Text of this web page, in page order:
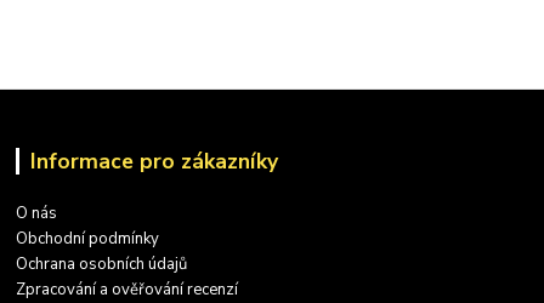
Informace pro zákazníky
O nás
Obchodní podmínky
Ochrana osobních údajů
Zpracování a ověřování recenzí